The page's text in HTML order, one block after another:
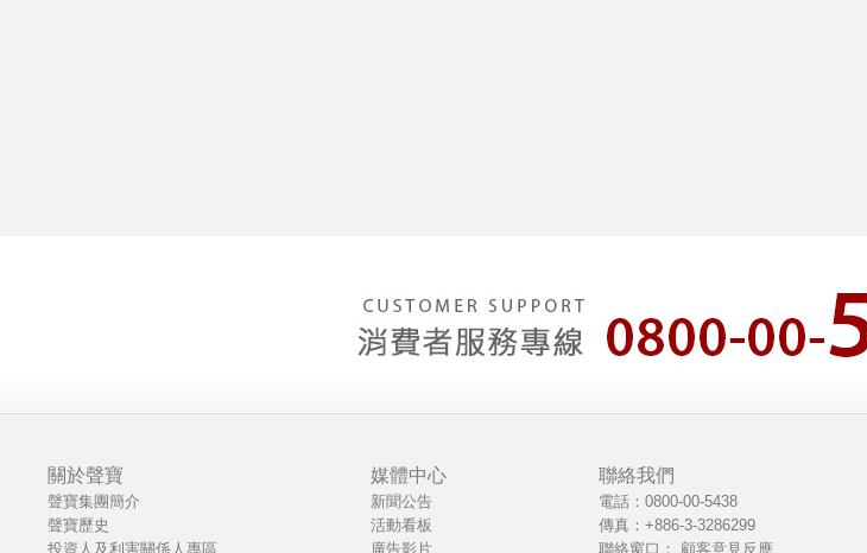
關於聲寶
聲寶集團簡介
聲寶歷史
投資人及利害關係人專區
媒體中心
新聞公告
活動看板
廣告影片
聯絡我們
電話：0800-00-5438
傳真：+886-3-3286299
聯絡窗口： 顧客意見反應